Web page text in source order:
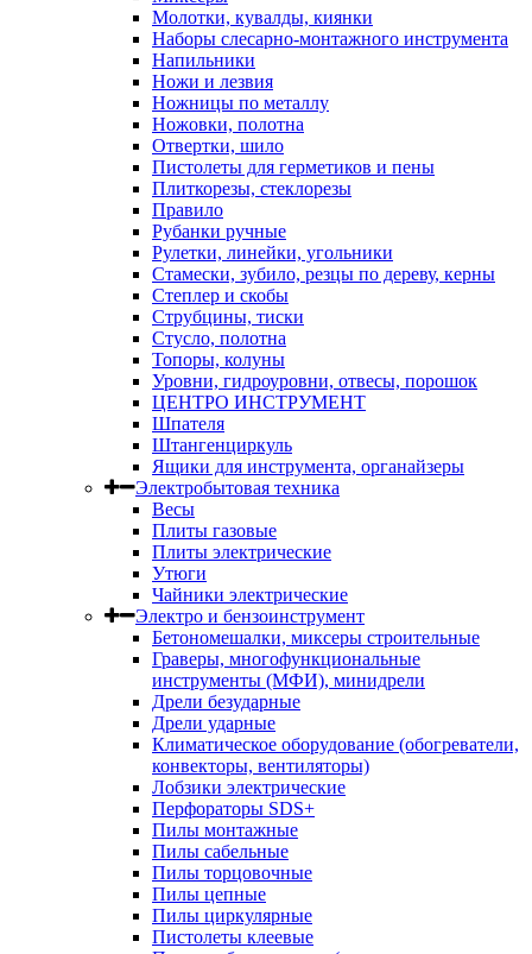
Молотки, кувалды, киянки
Наборы слесарно-монтажного инструмента
Напильники
Ножи и лезвия
Ножницы по металлу
Ножовки, полотна
Отвертки, шило
Пистолеты для герметиков и пены
Плиткорезы, стеклорезы
Правило
Рубанки ручные
Рулетки, линейки, угольники
Стамески, зубило, резцы по дереву, керны
Степлер и скобы
Струбцины, тиски
Стусло, полотна
Топоры, колуны
Уровни, гидроуровни, отвесы, порошок
ЦЕНТРО ИНСТРУМЕНТ
Шпателя
Штангенциркуль
Ящики для инструмента, органайзеры
Электробытовая техника
Весы
Плиты газовые
Плиты электрические
Утюги
Чайники электрические
Электро и бензоинструмент
Бетономешалки, миксеры строительные
Граверы, многофункциональные
инструменты (МФИ), минидрели
Дрели безударные
Дрели ударные
Климатическое оборудование (обогреватели,
конвекторы, вентиляторы)
Лобзики электрические
Перфораторы SDS+
Пилы монтажные
Пилы сабельные
Пилы торцовочные
Пилы цепные
Пилы циркулярные
Пистолеты клеевые